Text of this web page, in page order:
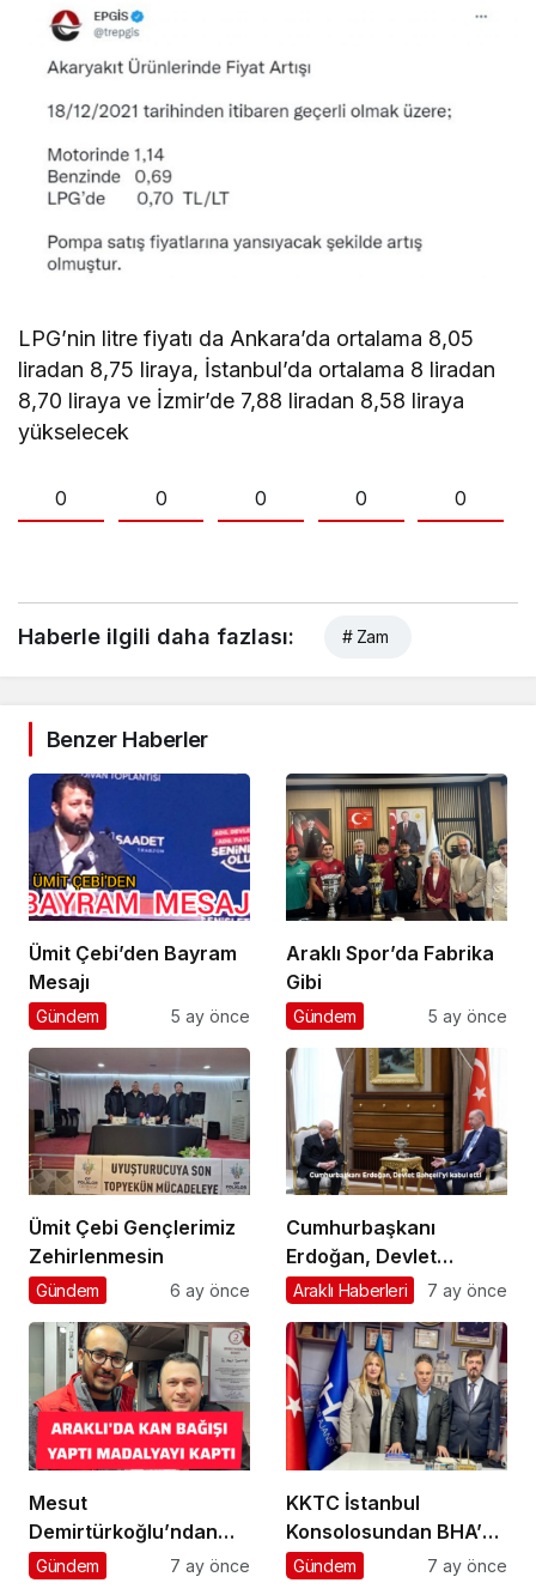
LPG’nin litre fiyatı da Ankara’da ortalama 8,05
liradan 8,75 liraya, İstanbul’da ortalama 8 liradan
8,70 liraya ve İzmir’de 7,88 liradan 8,58 liraya
yükselecek
0 0 0 0 0
Haberle ilgili daha fazlası: # Zam
Benzer Haberler
Ümit Çebi’den Bayram
Mesajı
Gündem 5 ay önce
Araklı Spor’da Fabrika
Gibi
Gündem 5 ay önce
Ümit Çebi Gençlerimiz
Zehirlenmesin
Gündem 6 ay önce
Cumhurbaşkanı
Erdoğan, Devlet
Bahçeli’yi kabul etti
Araklı Haberleri 7 ay önce
Mesut
Demirtürkoğlu’ndan
Örnek Davranış
Gündem 7 ay önce
KKTC İstanbul
Konsolosundan BHA’ya
Ziyaret
Gündem 7 ay önce